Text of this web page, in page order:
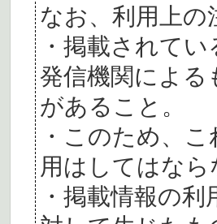
なお、利用上
・掲載されて
発信機関による
があること。
・このため、
用はしてはなら
・掲載情報の